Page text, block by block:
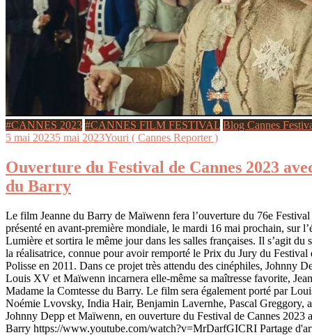
#CANNES 2023 #CANNES FILM FESTIVAL Blog Cannes
5 mai 20235 mai 2023Youri ( Cannes Reporter )
Ouverture du Festival de Cannes 2023
du Barry
Le film Jeanne du Barry de Maïwenn fera l’ouverture du 76e
présenté en avant-première mondiale, le mardi 16 mai prochain, sur
Lumière et sortira le même jour dans les salles françaises. Il s’agit du
la réalisatrice, connue pour avoir remporté le Prix du Jury du Festival
Polisse en 2011. Dans ce projet très attendu des cinéphiles, Johnny
Louis XV et Maïwenn incarnera elle-même sa maîtresse favorite,
Madame la Comtesse du Barry. Le film sera également porté par
Noémie Lvovsky, India Hair, Benjamin Lavernhe, Pascal Greggory,
Johnny Depp et Maïwenn, en ouverture du Festival de Cannes 2023
Barry https://www.youtube.com/watch?v=MrDarfGICRI Partage